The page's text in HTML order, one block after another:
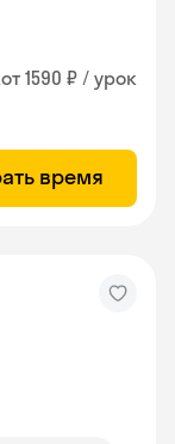
от 1590 ₽ / урок
время